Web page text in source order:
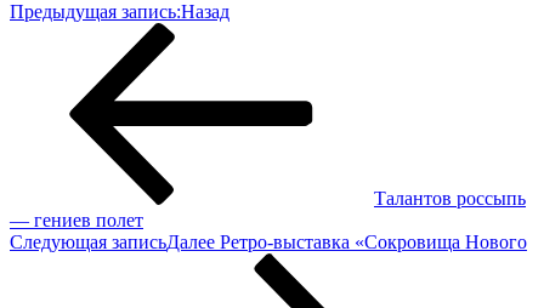
Предыдущая запись:Назад
Талантов россыпь
— гениев полет
Следующая записьДалее Ретро-выставка «Сокровища Нового